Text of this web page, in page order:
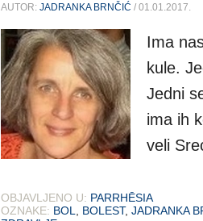
AUTOR: JADRANKA BRNČIĆ / 01.01.2017.
Ima
kule.
Jedni
ima ih
veli
OBJAVLJENO U: PARRHĒSIA
OZNAKE: BOL BOLEST, JADRANKA